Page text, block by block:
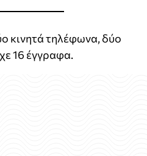
κινητά τηλέφωνα, δύο
16 έγγραφα.